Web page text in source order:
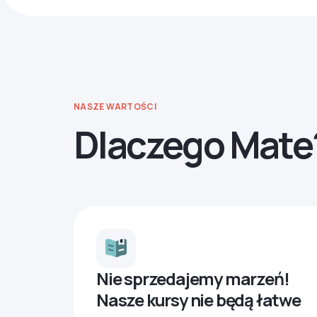
NASZE WARTOŚCI
Dlaczego
Nie sprzedajemy marzeń!
Nasze kursy nie będą łatwe